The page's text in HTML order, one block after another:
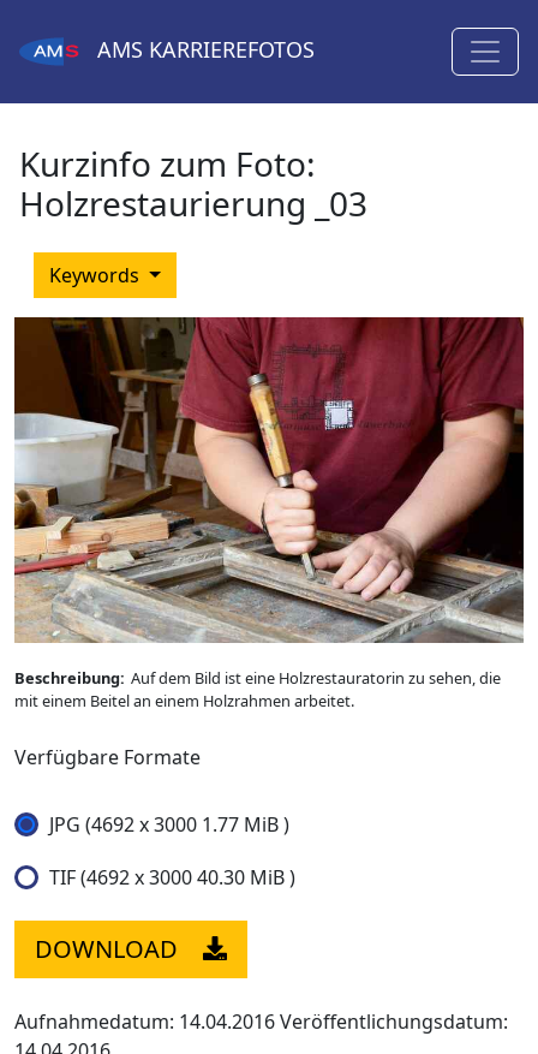
AMS KARRIEREFOTOS
Kurzinfo zum Foto:
Holzrestaurierung _03
Keywords
Beschreibung: Auf dem Bild ist eine Holzrestauratorin zu sehen, die
mit einem Beitel an einem Holzrahmen arbeitet.
Verfügbare Formate
JPG (4692 x 3000 1.77 MiB )
TIF (4692 x 3000 40.30 MiB )
DOWNLOAD
Aufnahmedatum: 14.04.2016Veröffentlichungsdatum: